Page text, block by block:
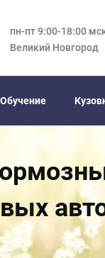
пн-пт 9:00-18:00
Великий Новгород
Обучение